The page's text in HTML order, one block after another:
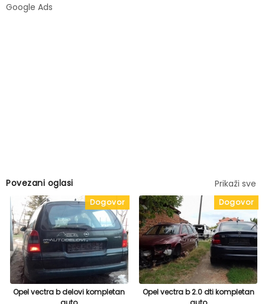
Google Ads
Povezani oglasi Prikaži sve
Dogovor
Opel vectra b delovi kompletan
Dogovor
Opel vectra b 2.0 dti kompletan